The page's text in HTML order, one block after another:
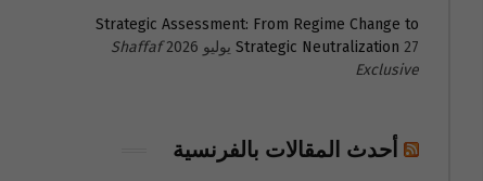
Strategic Assessment: From Regime Change to
Strategic Neutralization 27 يوليو 2026
Shaffaf
Exclusive
أحدث المقالات بالفرنسية